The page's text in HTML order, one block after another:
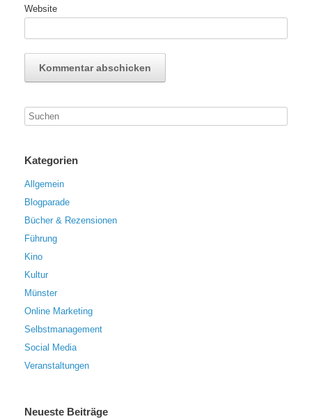
Website
Kategorien
Allgemein
Blogparade
Bücher & Rezensionen
Führung
Kino
Kultur
Münster
Online Marketing
Selbstmanagement
Social Media
Veranstaltungen
Neueste Beiträge